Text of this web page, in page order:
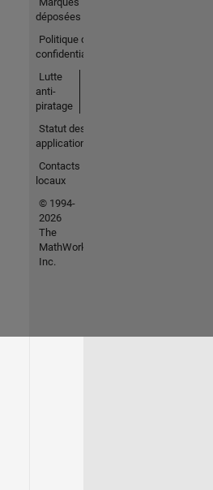
déposées
Politique de
confidentialité
Lutte
anti-
piratage
Statut des
applications
Contacts
locaux
© 1994-
2026
The
MathWorks,
Inc.